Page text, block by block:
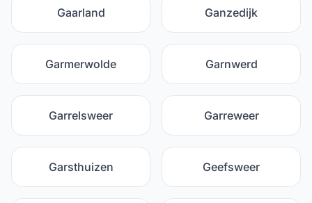
Gaarland Ganzedijk
Garmerwolde Garnwerd
Garrelsweer Garreweer
Garsthuizen Geefsweer